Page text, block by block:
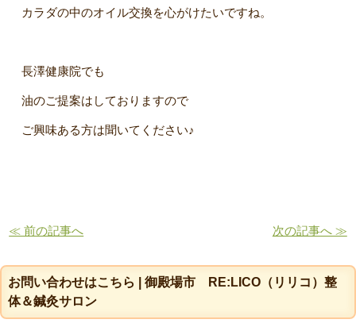
カラダの中のオイル交換を心がけたいですね。
長澤健康院でも
油のご提案はしておりますので
ご興味ある方は聞いてください♪
≪ 前の記事へ 次の記事へ ≫
お問い合わせはこちら | 御殿場市 RE:LICO（リリコ）整
体＆鍼灸サロン